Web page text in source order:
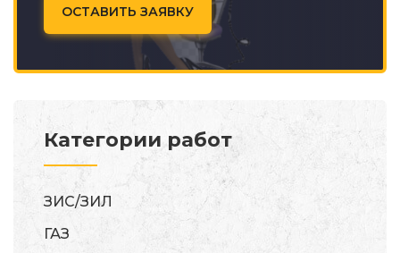
ОСТАВИТЬ ЗАЯВКУ
Категории работ
ЗИС/ЗИЛ
ГАЗ